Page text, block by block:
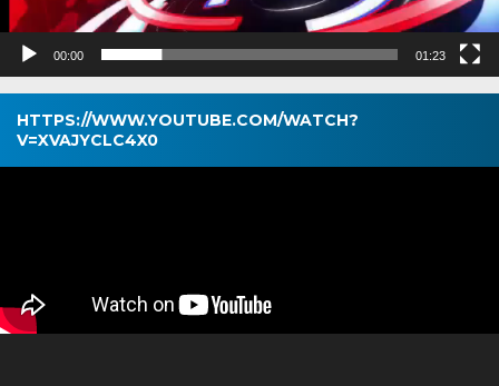
00:00 01:23
HTTPS://WWW.YOUTUBE.COM/WATCH?
V=XVAJYCLC4X0
Pemutar